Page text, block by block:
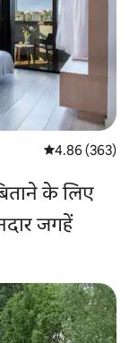
औसत रेटिंग 5 में से
4.86 (363)
के लिए
जगहें